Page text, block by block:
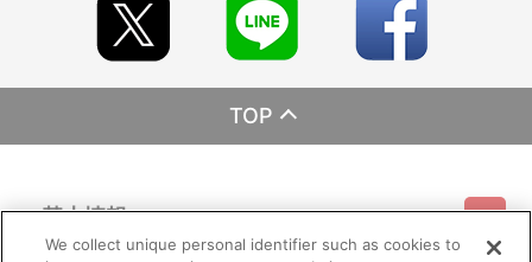
TOP
基本情報
We collect unique personal identifier such as cookies to